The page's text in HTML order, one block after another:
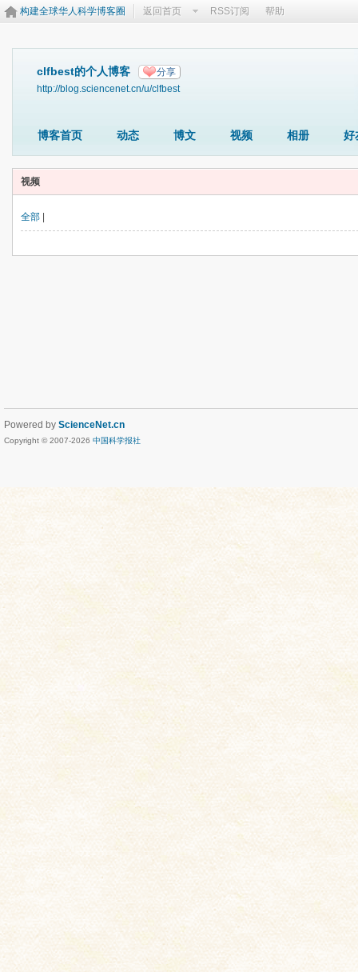
构建全球华人科学博客圈 返回首页 RSS订阅 帮助
clfbest的个人博客 分享
http://blog.sciencenet.cn/u/clfbest
博客首页 动态 博文 视频 相册 好
视频
全部
Powered by ScienceNet.cn
Copyright © 2007-2026 中国科学报社